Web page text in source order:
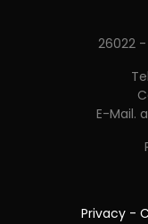
26022
E-Mail.
Privacy-